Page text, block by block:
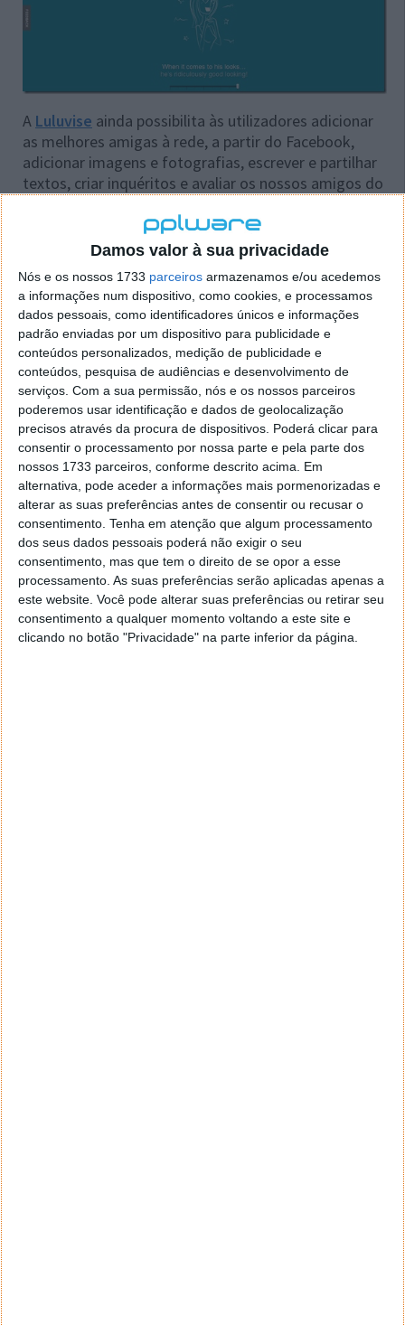
Damos valor à sua privacidade
Nós e os nossos 1733 parceiros armazenamos e/ou acedemos
a informações num dispositivo, como cookies, e processamos
dados pessoais, como identificadores únicos e informações
padrão enviadas por um dispositivo para publicidade e
conteúdos personalizados, medição de publicidade e
conteúdos, pesquisa de audiências e desenvolvimento de
serviços. Com a sua permissão, nós e os nossos parceiros
poderemos usar identificação e dados de geolocalização
precisos através da procura de dispositivos. Poderá clicar para
consentir o processamento por nossa parte e pela parte dos
nossos 1733 parceiros, conforme descrito acima. Em
alternativa, pode aceder a informações mais pormenorizadas e
alterar as suas preferências antes de consentir ou recusar o
consentimento. Tenha em atenção que algum processamento
dos seus dados pessoais poderá não exigir o seu
consentimento, mas que tem o direito de se opor a esse
processamento. As suas preferências serão aplicadas apenas a
este website. Você pode alterar suas preferências ou retirar seu
consentimento a qualquer momento voltando a este site e
clicando no botão "Privacidade" na parte inferior da página.
A Luluvise ainda possibilita às utilizadores adicionar
as melhores amigas à rede, a partir do Facebook,
adicionar imagens e fotografias, escrever e partilhar
textos, criar inquéritos e avaliar os nossos amigos do
A rede social que ficou disponível ao público esta
semana, é ideal para grupos de amigas que gostam
de estar actualizadas, gostam de partilhar os seus
interesses mas que por vezes vêm no facebook um
entrave devido a estes serem visualizados por
terceiros.
Experimentem, e partilhem com as vossas amigas!
Homepage:Luluvise
Artigos Relacionados
Redes Sociais… de saias!
Mulheres detêm poder nas Redes Sociais